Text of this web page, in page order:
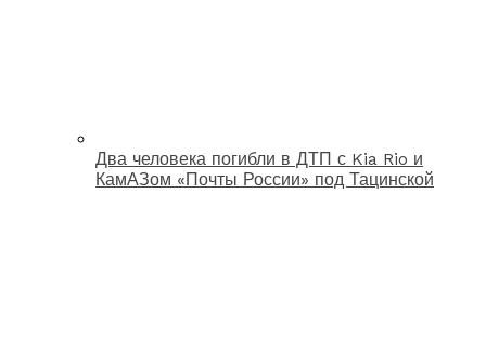
Два человека погибли в ДТП с Kia Rio и
КамАЗом «Почты России» под Тацинской